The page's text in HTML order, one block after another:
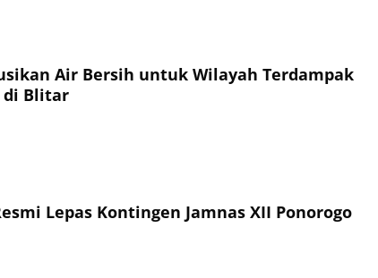
Air Bersih untuk Wilayah Terdampak
di Blitar
Lepas Kontingen Jamnas XII Ponorogo